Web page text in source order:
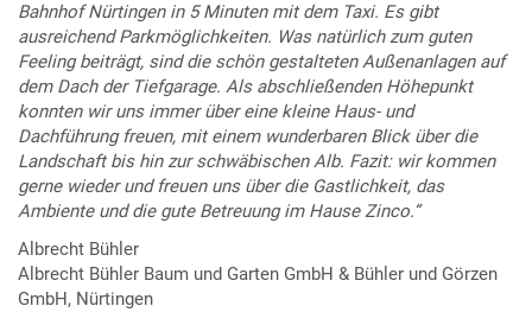
Bahnhof Nürtingen in 5 Minuten mit dem Taxi. Es gibt
ausreichend Parkmöglichkeiten. Was natürlich zum guten
Feeling beiträgt, sind die schön gestalteten Außenanlagen auf
dem Dach der Tiefgarage. Als abschließenden Höhepunkt
konnten wir uns immer über eine kleine Haus- und
Dachführung freuen, mit einem wunderbaren Blick über die
Landschaft bis hin zur schwäbischen Alb. Fazit: wir kommen
gerne wieder und freuen uns über die Gastlichkeit, das
Ambiente und die gute Betreuung im Hause Zinco.“
Albrecht Bühler
Albrecht Bühler Baum und Garten GmbH & Bühler und Görzen
GmbH, Nürtingen